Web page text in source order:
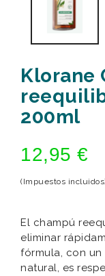
Klorane
200ml
12,95 €
(Impuestos
El champú
eliminar
fórmula, con un
natural, es